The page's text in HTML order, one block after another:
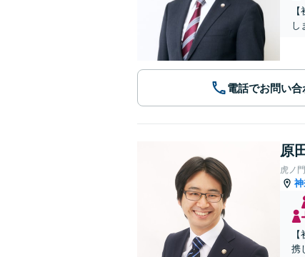
し
電話でお問い合
原
虎ノ
携